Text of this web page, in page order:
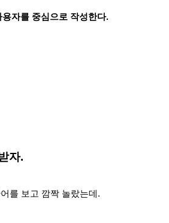
자를 중심으로 작성한다.
자.
를 보고 깜짝 놀랐는데.